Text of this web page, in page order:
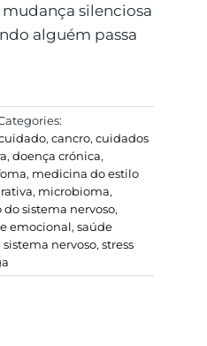
silenciosa
alguém passa
, cancro, cuidados
, doença crónica,
, medicina do estilo
, microbioma,
do sistema nervoso,
emocional, saúde
sistema nervoso, stress